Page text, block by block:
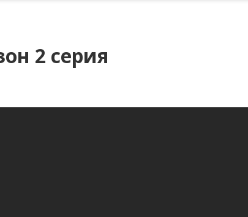
2 серия